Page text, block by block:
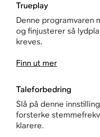
Trueplay
Denne programvaren
og finjusterer så
kreves.
Finn ut mer
Taleforbedring
Slå på denne
forsterke
klarere.